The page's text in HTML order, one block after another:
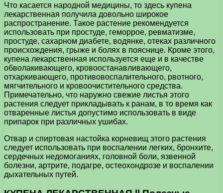
Что касается народной медицины, то здесь купена
лекарственная получила довольно широкое
распространение. Такое растение рекомендуется
использовать при простуде, геморрое, ревматизме,
простуде, сахарном диабете, водянке, отеках различного
происхождения, грыже и болях в пояснице. Кроме этого,
купена лекарственная используется еще и в качестве
обволакивающего, кровоостанавливающего,
отхаркивающего, противовоспалительного, рвотного,
мягчительного и кровоочистительного средства.
Примечательно, что наружно свежие листья этого
растения следует прикладывать к ранам, в то время как
отваренные листья допустимо использовать в виде
припарок при различных ушибах.
Отвар и спиртовая настойка корневищ этого растения
следует использовать при воспалении легких, бронхите,
сердечных недомоганиях, головной боли, язвенной
болезни, артрите, подагре, остеохондрозе и воспалении
дыхательных путей.